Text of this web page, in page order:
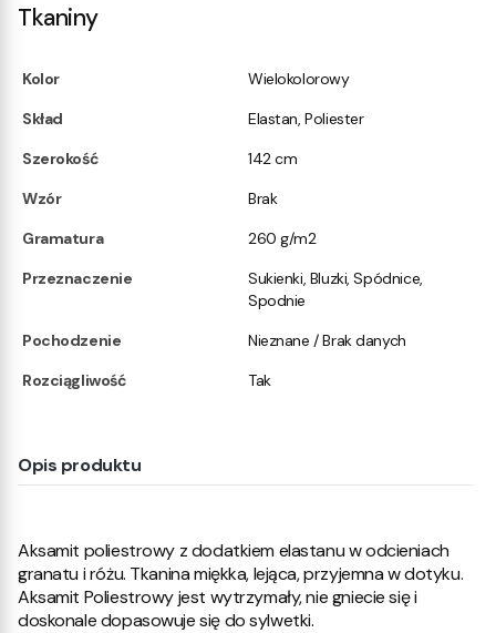
Tkaniny
Kolor
Wielokolorowy
Skład
Elastan, Poliester
Szerokość
142 cm
Wzór
Brak
Gramatura
260 g/m2
Przeznaczenie
Sukienki, Bluzki, Spódnice,
Spodnie
Pochodzenie
Nieznane / Brak danych
Rozciągliwość
Tak
Opis produktu
Aksamit poliestrowy z dodatkiem elastanu w odcieniach
granatu i różu. Tkanina miękka, lejąca, przyjemna w dotyku.
Aksamit Poliestrowy jest wytrzymały, nie gniecie się i
doskonale dopasowuje się do sylwetki.